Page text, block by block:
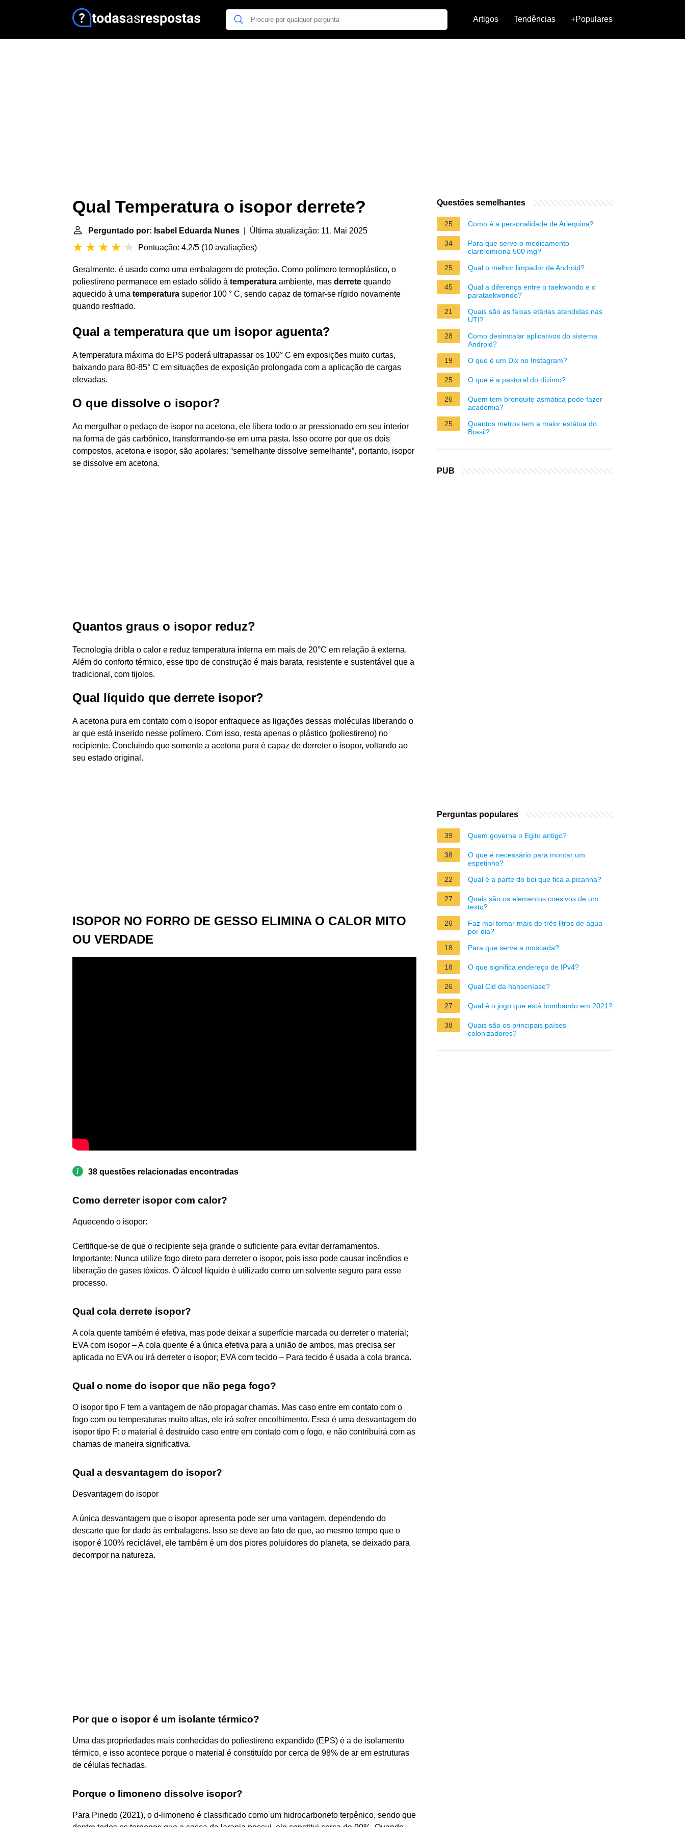
Artigos Tendências +Populares
Qual Temperatura o isopor derrete?
Perguntado por: Isabel Eduarda Nunes | Última atualização: 11. Mai 2025
Pontuação: 4.2/5 (10 avaliações)
Geralmente, é usado como uma embalagem de proteção. Como polímero termoplástico, o
poliestireno permanece em estado sólido à temperatura ambiente, mas derrete quando
aquecido à uma temperatura superior 100 ° C, sendo capaz de tornar-se rígido novamente
quando resfriado.
Qual a temperatura que um isopor aguenta?
A temperatura máxima do EPS poderá ultrapassar os 100° C em exposições muito curtas,
baixando para 80-85° C em situações de exposição prolongada com a aplicação de cargas
elevadas.
O que dissolve o isopor?
Ao mergulhar o pedaço de isopor na acetona, ele libera todo o ar pressionado em seu interior
na forma de gás carbônico, transformando-se em uma pasta. Isso ocorre por que os dois
compostos, acetona e isopor, são apolares: “semelhante dissolve semelhante”, portanto, isopor
se dissolve em acetona.
Quantos graus o isopor reduz?
Tecnologia dribla o calor e reduz temperatura interna em mais de 20°C em relação à externa.
Além do conforto térmico, esse tipo de construção é mais barata, resistente e sustentável que a
tradicional, com tijolos.
Qual líquido que derrete isopor?
A acetona pura em contato com o isopor enfraquece as ligações dessas moléculas liberando o
ar que está inserido nesse polímero. Com isso, resta apenas o plástico (poliestireno) no
recipiente. Concluindo que somente a acetona pura é capaz de derreter o isopor, voltando ao
seu estado original.
ISOPOR NO FORRO DE GESSO ELIMINA O CALOR MITO
OU VERDADE
38 questões relacionadas encontradas
Como derreter isopor com calor?
Aquecendo o isopor:
Certifique-se de que o recipiente seja grande o suficiente para evitar derramamentos.
Importante: Nunca utilize fogo direto para derreter o isopor, pois isso pode causar incêndios e
liberação de gases tóxicos. O álcool líquido é utilizado como um solvente seguro para esse
processo.
Qual cola derrete isopor?
A cola quente também é efetiva, mas pode deixar a superfície marcada ou derreter o material;
EVA com isopor – A cola quente é a única efetiva para a união de ambos, mas precisa ser
aplicada no EVA ou irá derreter o isopor; EVA com tecido – Para tecido é usada a cola branca.
Qual o nome do isopor que não pega fogo?
O isopor tipo F tem a vantagem de não propagar chamas. Mas caso entre em contato com o
fogo com ou temperaturas muito altas, ele irá sofrer encolhimento. Essa é uma desvantagem do
isopor tipo F: o material é destruído caso entre em contato com o fogo, e não contribuirá com as
chamas de maneira significativa.
Qual a desvantagem do isopor?
Desvantagem do isopor
A única desvantagem que o isopor apresenta pode ser uma vantagem, dependendo do
descarte que for dado às embalagens. Isso se deve ao fato de que, ao mesmo tempo que o
isopor é 100% reciclável, ele também é um dos piores poluidores do planeta, se deixado para
decompor na natureza.
Por que o isopor é um isolante térmico?
Uma das propriedades mais conhecidas do poliestireno expandido (EPS) é a de isolamento
térmico, e isso acontece porque o material é constituído por cerca de 98% de ar em estruturas
de células fechadas.
Porque o limoneno dissolve isopor?
Para Pinedo (2021), o d-limoneno é classificado como um hidrocarboneto terpênico, sendo que
Questões semelhantes
25 Como é a personalidade de Arlequina?
34
Para que serve o medicamento
claritromicina 500 mg?
25
Qual o melhor limpador de Android?
45
Qual a diferença entre o taekwondo e o
parataekwondo?
21
Quais são as faixas etárias atendidas nas
UTI?
28
Como desinstalar aplicativos do sistema
Android?
19
O que é um Dix no Instagram?
25 O que é a pastoral do dízimo?
26
Quem tem bronquite asmática pode fazer
academia?
25
Quantos metros tem a maior estátua do
Brasil?
PUB
Perguntas populares
39 Quem governa o Egito antigo?
38
O que é necessário para montar um
espetinho?
22
Qual é a parte do boi que fica a picanha?
27
Quais são os elementos coesivos de um
texto?
26
Faz mal tomar mais de três litros de água
por dia?
18
Para que serve a moscada?
18 O que significa endereço de IPv4?
26 Qual Cid da hanseníase?
27 Qual é o jogo que está bombando em 2021?
38
Quais são os principais países
colonizadores?